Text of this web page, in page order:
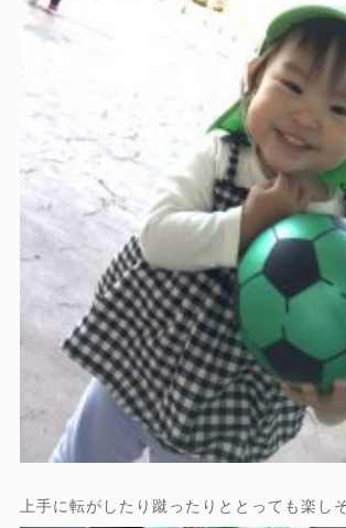
上手に転がしたり蹴ったりととっても楽し